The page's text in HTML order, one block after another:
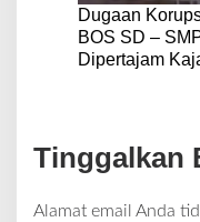
Dugaan
BOS SD –
Dipertajam
Tinggalkan
Alamat email Anda